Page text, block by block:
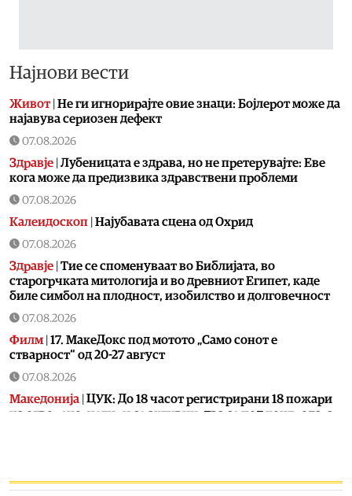
Најнови вести
Живот| Не ги игнорирајте овие знаци: Бојлерот може да
најавува сериозен дефект
07.08.2026
Здравје | Лубеницата е здрава, но не претерувајте: Еве
кога може да предизвика здравствени проблеми
07.08.2026
Калеидоскоп | Најубавата сцена од Охрид
07.08.2026
Здравје | Тие се споменуваат во Библијата, во
старогрчката митологија и во древниот Египет, каде
биле симбол на плодност, изобилство и долговечност
07.08.2026
Филм | 17. МакеДокс под мотото „Само сонот е
стварност“ од 20-27 август
07.08.2026
Македонија | ЦУК: До 18 часот регистрирани 18 пожари
на отворено, четири се активни, два се под контрола, а
Фестивал во Битола